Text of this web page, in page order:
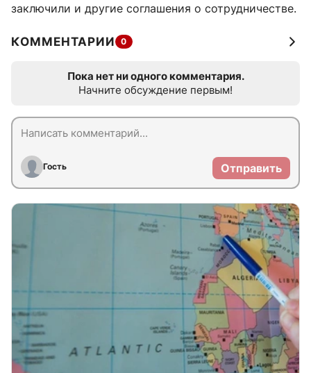
заключили и другие соглашения о сотрудничестве.
КОММЕНТАРИИ 0
Пока нет ни одного комментария.
Начните обсуждение первым!
Гость Отправить